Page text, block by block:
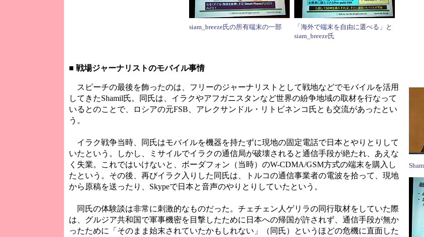
siam_breeze氏の所有端末の一部
「海外で端末を自由に選べる」と
siam_breeze氏
■ 戦場ジャーナリストのモバイル事情
スピーチの最後を飾ったのは、フリーのジャーナリストとして戦地などでモバイルを活用
してきたShamil氏。同氏は、イラクやアフガニスタンなど世界の紛争地域の取材を行なって
いるとのことで、ロシアの元FSB、アレクサンドル・リトビネンコ氏とも交流があったとい
う。
イラク戦争当時、同氏はモバイルを機器を持たずに現地の固定電話で日本とやりとりして
いたという。しかし、ミサイルでイラクの通信局が破壊されると通信手段が絶たれ、あえな
く失業。これではいけないと、ボーダフォン（当時）のW-CDMA/GSM方式の端末を購入し
たという。その後、再びイラク入りした同氏は、トルコの通信事業者の電波を拾って、現地
から原稿を送ったり、Skypeで日本と音声のやりとりしていたという。
同氏の体験談は非常に刺激的なものだった。チェチェン人ゲリラの同行取材をしていた際
は、グルジア共和国で軍事機密を目撃したために日本への帰国が許されず、通信手段が無か
ったために「そのまま始末されていたかもしれない」（同氏）というほどの危機に直面した